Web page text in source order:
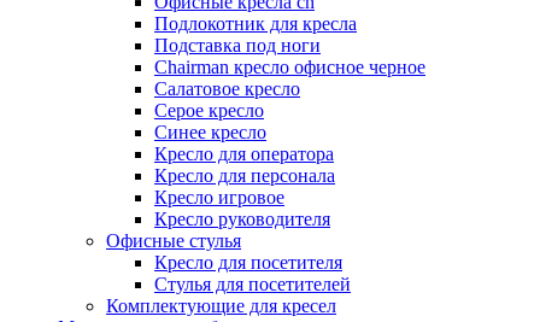
Подлокотник для кресла
Подставка под ноги
Сhairman кресло офисное черное
Салатовое кресло
Серое кресло
Синее кресло
Кресло для оператора
Кресло для персонала
Кресло игровое
Кресло руководителя
Офисные стулья
Кресло для посетителя
Стулья для посетителей
Комплектующие для кресел